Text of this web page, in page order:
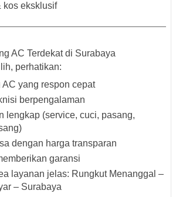
kos eksklusif
AC Terdekat di Surabaya
perhatikan:
AC yang respon cepat
berpengalaman
lengkap (service, cuci, pasang,
dengan harga transparan
garansi
layanan jelas: Rungkut Menanggal –
– Surabaya